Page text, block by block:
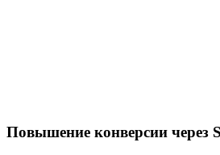
Повышение конверсии через